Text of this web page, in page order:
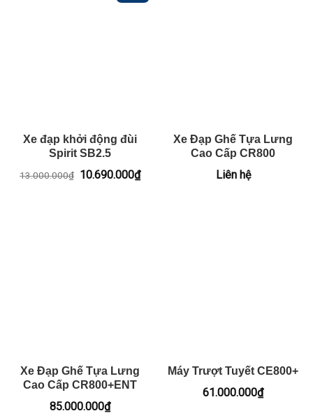
Xe đạp khởi động đùi
Spirit SB2.5
13.000.000₫ Giá
10.690.000₫Giá
hiện
Xe Đạp Ghế Tựa Lưng
Cao Cấp CR800
Liên hệ
Xe Đạp Ghế Tựa Lưng
Cao Cấp CR800+ENT
85.000.000₫
Máy Trượt Tuyết CE800+
61.000.000₫